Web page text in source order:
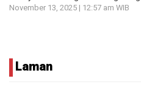
November 13, 2025 | 12:57 am WIB
Laman